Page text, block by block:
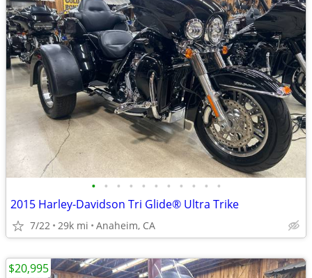
• • • • • • • • • • •
2015 Harley-Davidson Tri Glide® Ultra Trike
7/22 29k mi Anaheim, CA
$20,995